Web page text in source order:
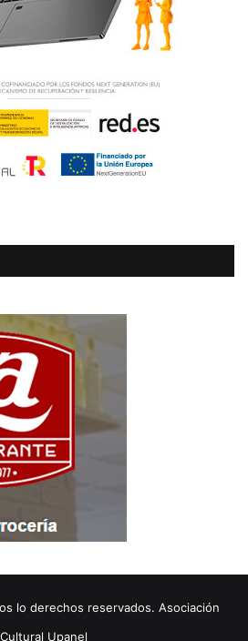
lo derechos reservados. Asociación
Cultural Upanel